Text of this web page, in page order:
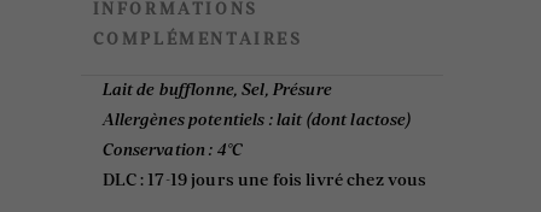
INFORMATIONS
COMPLÉMENTAIRES
Lait de bufflonne, Sel, Présure
Allergènes potentiels : lait (dont lactose)
Conservation : 4°C
DLC : 17-19 jours une fois livré chez vous